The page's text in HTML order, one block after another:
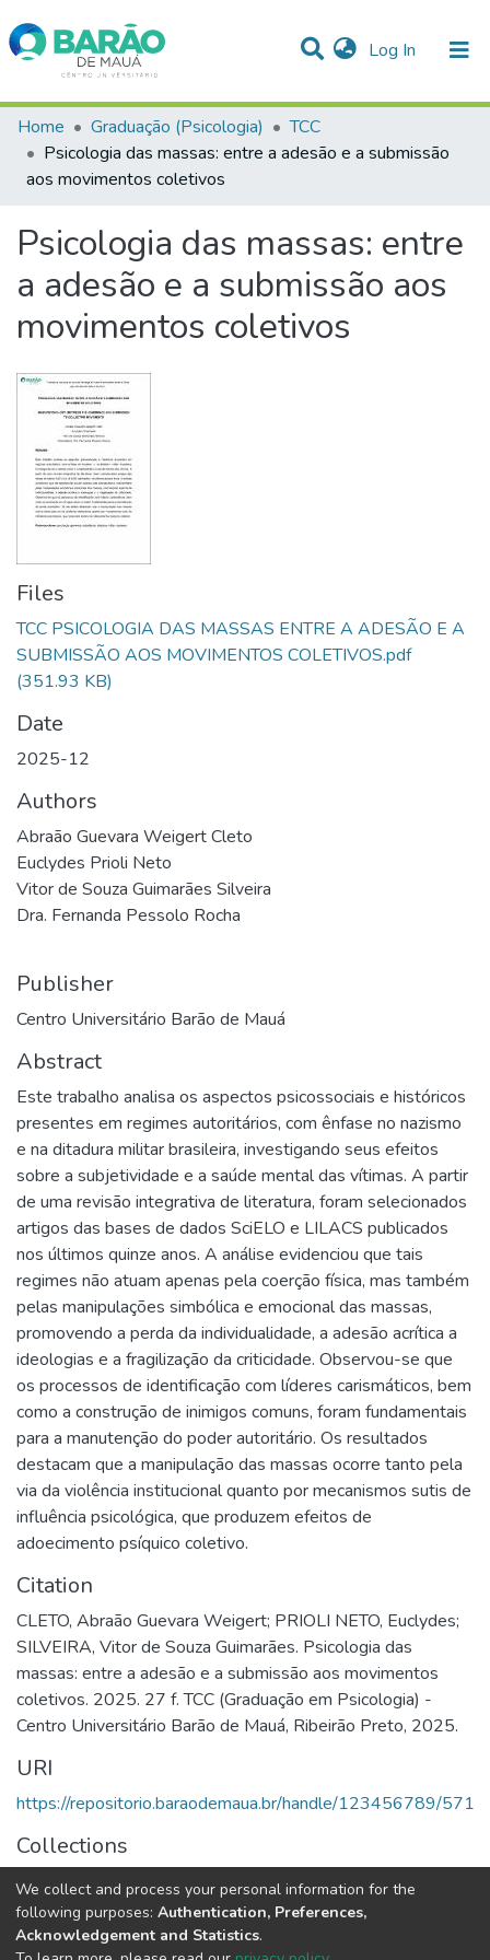
Log In (current)
Communities & Collections
Home Graduação (Psicologia)
TCC
Psicologia das massas: entre a adesão e a submissão
aos movimentos coletivos
Psicologia das massas: entre
a adesão e a submissão aos
movimentos coletivos
Files
TCC PSICOLOGIA DAS MASSAS ENTRE A ADESÃO E A
SUBMISSÃO AOS MOVIMENTOS COLETIVOS.pdf
(351.93 KB)
Date
2025-12
Authors
Abraão Guevara Weigert Cleto
Euclydes Prioli Neto
Vitor de Souza Guimarães Silveira
Dra. Fernanda Pessolo Rocha
Publisher
Centro Universitário Barão de Mauá
Abstract
Este trabalho analisa os aspectos psicossociais e históricos
presentes em regimes autoritários, com ênfase no nazismo
e na ditadura militar brasileira, investigando seus efeitos
sobre a subjetividade e a saúde mental das vítimas. A partir
de uma revisão integrativa de literatura, foram selecionados
artigos das bases de dados SciELO e LILACS publicados
nos últimos quinze anos. A análise evidenciou que tais
regimes não atuam apenas pela coerção física, mas também
pelas manipulações simbólica e emocional das massas,
promovendo a perda da individualidade, a adesão acrítica a
ideologias e a fragilização da criticidade. Observou-se que
os processos de identificação com líderes carismáticos, bem
como a construção de inimigos comuns, foram fundamentais
para a manutenção do poder autoritário. Os resultados
destacam que a manipulação das massas ocorre tanto pela
via da violência institucional quanto por mecanismos sutis de
influência psicológica, que produzem efeitos de
adoecimento psíquico coletivo.
Citation
CLETO, Abraão Guevara Weigert; PRIOLI NETO, Euclydes;
SILVEIRA, Vitor de Souza Guimarães. Psicologia das
massas: entre a adesão e a submissão aos movimentos
coletivos. 2025. 27 f. TCC (Graduação em Psicologia) -
Centro Universitário Barão de Mauá, Ribeirão Preto, 2025.
URI
https://repositorio.baraodemaua.br/handle/123456789/571
Collections
TCC
Full item page
We collect and process your personal information for the
following purposes: Authentication, Preferences,
Acknowledgement and Statistics.